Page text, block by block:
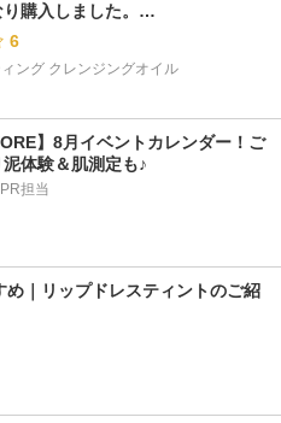
り購入しました。…
6
ング クレンジングオイル
】8月イベントカレンダー！ご
体験＆肌測定も♪
担当
｜リップドレスティントのご紹